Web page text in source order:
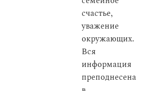
счастье,
уважение
окружающих.
Вся
информация
преподнесена